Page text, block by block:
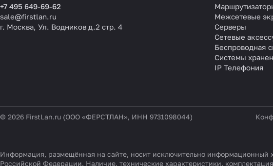
+7 495 649-69-62
sale@firstlan.ru
г. Москва, Ул. Водников д.2 стр. 4
Межсетевые
Серверы
Сетевые
Беспроводная
Системы
IP Телефония
© 2026 FirstLan.ru (ООО «ФЕРСТЛАН», ИНН 9731098044)
Информация, размещённая на сайте, носит исключительно информационный
Российской Федерации. Наличие, технические характеристики,